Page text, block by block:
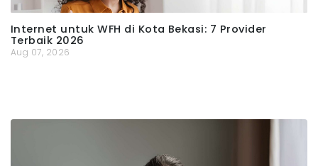
Internet untuk WFH di Kota Bekasi: 7 Provider
Terbaik 2026
Aug 07, 2026